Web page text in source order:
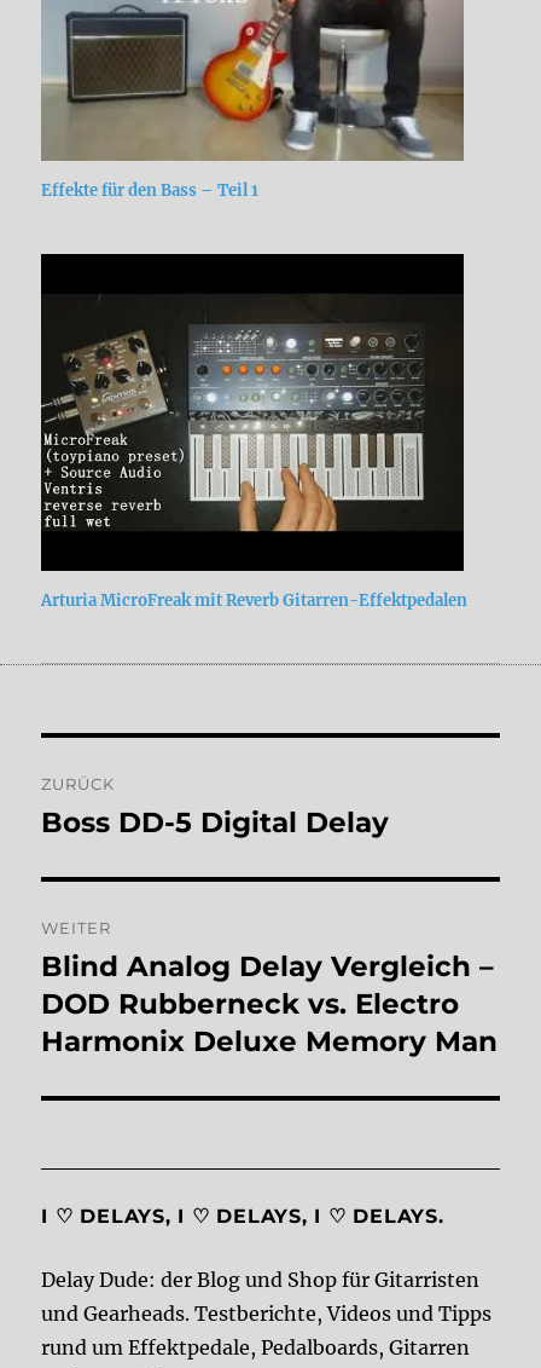
Effekte für den Bass – Teil 1
Arturia MicroFreak mit Reverb Gitarren-Effektpedalen
ZURÜCK
Vorheriger
Boss DD-5 Digital Delay
WEITER
Nächster
Beitrag:
Blind Analog Delay Vergleich –
DOD Rubberneck vs. Electro
Harmonix Deluxe Memory Man
I ♡ DELAYS, I ♡ DELAYS, I ♡ DELAYS.
Delay Dude: der Blog und Shop für Gitarristen
und Gearheads. Testberichte, Videos und Tipps
rund um Effektpedale, Pedalboards, Gitarren